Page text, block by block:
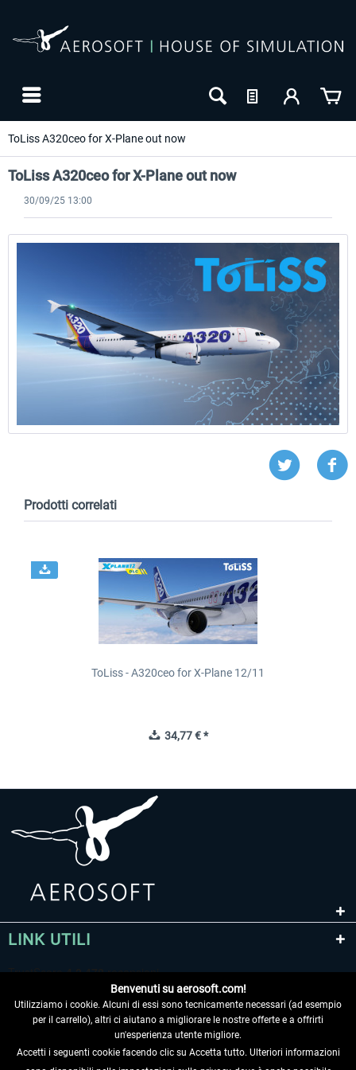
ToLiss A320ceo for X-Plane out now
ToLiss A320ceo for X-Plane out now
30/09/25 13:00
Prodotti correlati
ToLiss - A320ceo for X-Plane 12/11
34,77 € *
LINK UTILI
Benvenuti su aerosoft.com!
Utilizziamo i cookie. Alcuni di essi sono tecnicamente necessari (ad esempio
per il carrello), altri ci aiutano a migliorare le nostre offerte e a offrirti
un'esperienza utente migliore.
Accetti i seguenti cookie facendo clic su Accetta tutto. Ulteriori informazioni